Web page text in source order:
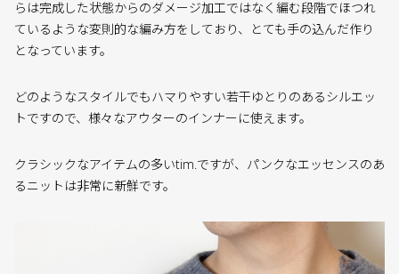
らは完成した状態からのダメージ加工ではなく編む段階でほつれ
ているような変則的な編み方をしており、とても手の込んだ作り
となっています。
どのようなスタイルでもハマりやすい若干ゆとりのあるシルエッ
トですので、様々なアウターのインナーに使えます。
クラシックなアイテムの多いtim.ですが、パンクなエッセンスのあ
るニットは非常に新鮮です。